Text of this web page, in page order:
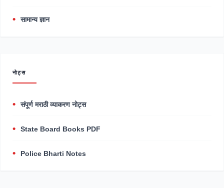
सामान्य ज्ञान
नोट्स
संपूर्ण मराठी व्याकरण नोट्स
State Board Books PDF
Police Bharti Notes